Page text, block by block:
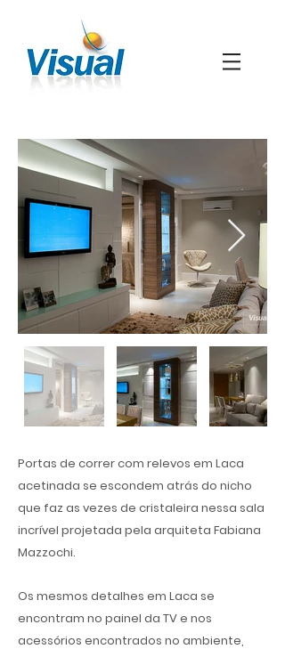
Portas de correr com relevos em Laca
acetinada se escondem atrás do nicho
que faz as vezes de cristaleira nessa sala
incrível projetada pela arquiteta Fabiana
Mazzochi.
Os mesmos detalhes em Laca se
encontram no painel da TV e nos
acessórios encontrados no ambiente,